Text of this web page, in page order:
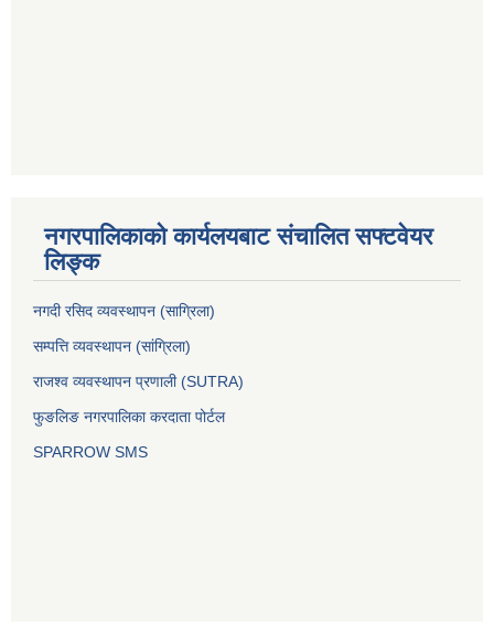
नगरपालिकाको कार्यलयबाट संचालित सफ्टवेयर
लिङ्क
नगदी रसिद व्यवस्थापन (साग्रिला)
सम्पत्ति व्यवस्थापन (सांग्रिला)
राजश्व व्यवस्थापन प्रणाली (SUTRA)
फुङलिङ नगरपालिका करदाता पोर्टल
SPARROW SMS